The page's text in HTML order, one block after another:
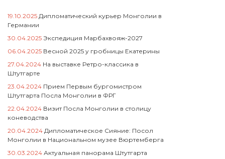
19.10.2025 Дипломатический курьер Монголии в
Германии
30.04.2025 Экспедиция Марбахвояж-2027
06.04.2025 Весной 2025 у гробницы Екатерины
27.04.2024 На выставке Ретро-классика в
Штутгарте
23.04.2024 Прием Первым бургомистром
Штутгарта Посла Монголии в ФРГ
22.04.2024 Визит Посла Монголии в столицу
коневодства
20.04.2024 Дипломатическое Сияние: Посол
Монголии в Национальном музее Вюртемберга
30.03.2024 Актуальная панорама Штутгарта